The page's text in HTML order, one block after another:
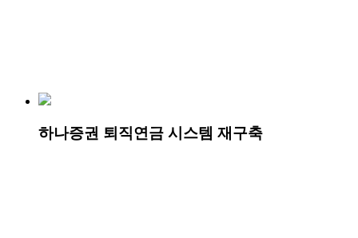
하나증권 퇴직연금 시스템 재구축